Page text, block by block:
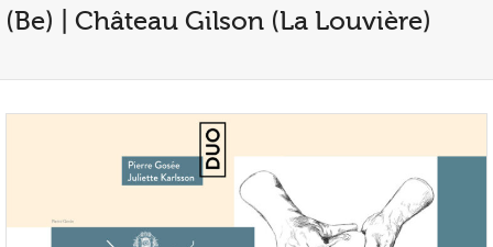
(Be) | Château Gilson (La Louvière)